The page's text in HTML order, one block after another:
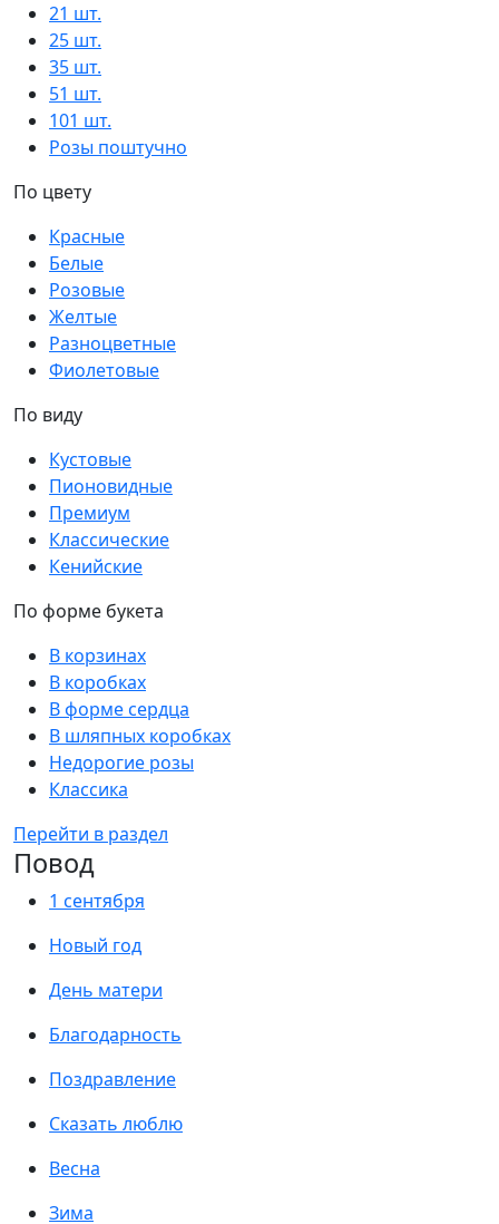
21 шт.
25 шт.
35 шт.
51 шт.
101 шт.
Розы поштучно
По цвету
Красные
Белые
Розовые
Желтые
Разноцветные
Фиолетовые
По виду
Кустовые
Пионовидные
Премиум
Классические
Кенийские
По форме букета
В корзинах
В коробках
В форме сердца
В шляпных коробках
Недорогие розы
Классика
Перейти в раздел
Повод
1 сентября
Новый год
День матери
Благодарность
Поздравление
Сказать люблю
Весна
Зима